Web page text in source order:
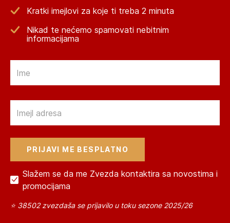
Kratki imejlovi za koje ti treba 2 minuta
Nikad te nećemo spamovati nebitnim
informacijama
Slažem se da me Zvezda kontaktira sa novostima i
promocijama
⭐ 38502 zvezdaša se prijavilo u toku sezone 2025/26